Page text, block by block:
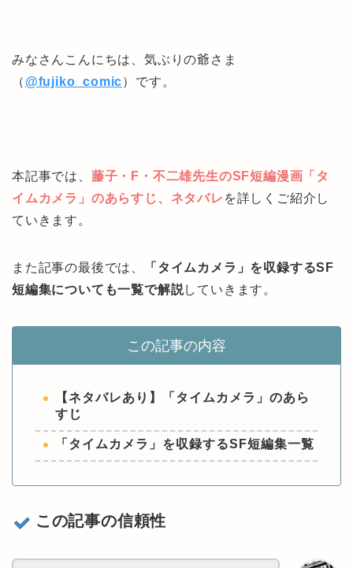
みなさんこんにちは、気ぶりの爺さま
（ @fujiko_comic）です。
本記事では、 藤子・F・不二雄先生のSF短編漫画「タ
イムカメラ」のあらすじ、ネタバレ を詳しくご紹介し
ていきます。
また記事の最後では、
「タイムカメラ」を収録するSF
短編集についても一覧で解説していきます。
この記事の内容
【ネタバレあり】「タイムカメラ」のあら
すじ
「タイムカメラ」を収録するSF短編集一覧
この記事の信頼性